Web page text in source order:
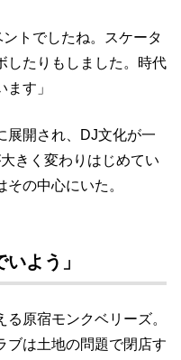
ントでしたね。スケータ
したりもしました。時代
す」
展開され、DJ文化が一
きく変わりはじめてい
の中心にいた。
よう」
原宿モンクベリーズ。
ブは土地の問題で閉店す